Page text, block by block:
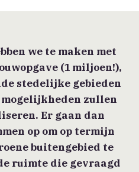
we te maken met
(1 miljoen!),
stedelijke gebieden
zullen
Er gaan dan
op om op termijn
buitengebied te
ruimte die gevraagd